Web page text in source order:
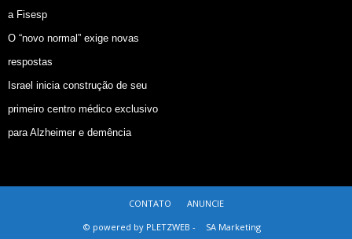
a Fisesp
O “novo normal” exige novas
respostas
Israel inicia construção de seu
primeiro centro médico exclusivo
para Alzheimer e demência
CONTATO
ANUNCIE
© powered by PLETZWEB -
SA Marketing